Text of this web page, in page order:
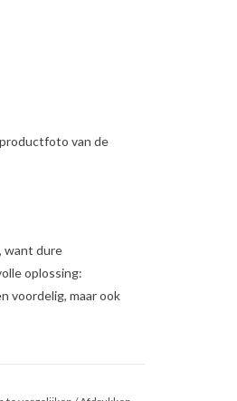
van de
want dure
oplossing:
voordelig, maar ook